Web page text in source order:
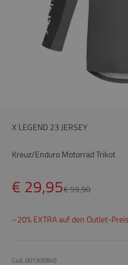
X LEGEND 23 JERSEY
Kreuz/Enduro Motorrad Trikot
Preis
€ 29,95Preis
€ 59,90
–20% EXTRA auf den Outlet-
Cod. 001300845